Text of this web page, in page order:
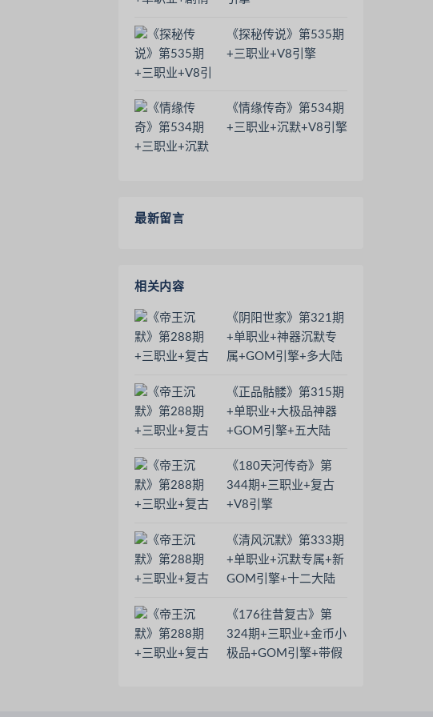
《探秘传说》第535期
+三职业+V8引擎
《情缘传奇》第534期
+三职业+沉默+V8引擎
最新留言
相关内容
《阴阳世家》第321期
+单职业+神器沉默专
属+GOM引擎+多大陆
《正品骷髅》第315期
+单职业+大极品神器
+GOM引擎+五大陆
《180天河传奇》第
344期+三职业+复古
+V8引擎
《清风沉默》第333期
+单职业+沉默专属+新
GOM引擎+十二大陆
《176往昔复古》第
324期+三职业+金币小
极品+GOM引擎+带假